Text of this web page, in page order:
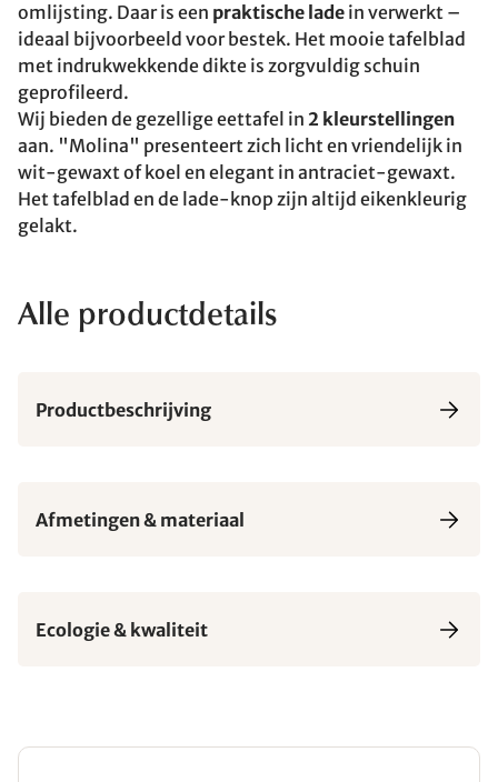
omlijsting. Daar is een praktische lade in verwerkt –
ideaal bijvoorbeeld voor bestek. Het mooie tafelblad
met indrukwekkende dikte is zorgvuldig schuin
geprofileerd.
Wij bieden de gezellige eettafel in 2 kleurstellingen
aan. "Molina" presenteert zich licht en vriendelijk in
wit-gewaxt of koel en elegant in antraciet-gewaxt.
Het tafelblad en de lade-knop zijn altijd eikenkleurig
gelakt.
Alle productdetails
Productbeschrijving
Afmetingen & materiaal
Ecologie & kwaliteit